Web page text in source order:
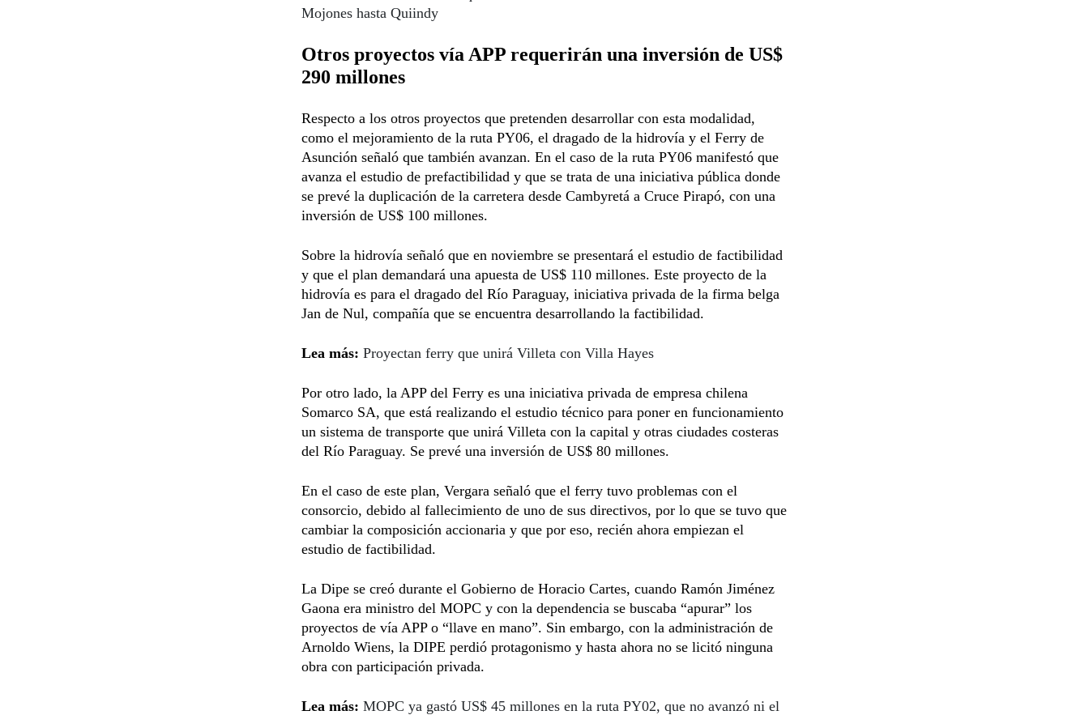
Mojones hasta Quiindy
Otros proyectos vía APP requerirán una inversión de US$
290 millones
Respecto a los otros proyectos que pretenden desarrollar con esta modalidad,
como el mejoramiento de la ruta PY06, el dragado de la hidrovía y el Ferry de
Asunción señaló que también avanzan. En el caso de la ruta PY06 manifestó que
avanza el estudio de prefactibilidad y que se trata de una iniciativa pública donde
se prevé la duplicación de la carretera desde Cambyretá a Cruce Pirapó, con una
inversión de US$ 100 millones.
Sobre la hidrovía señaló que en noviembre se presentará el estudio de factibilidad
y que el plan demandará una apuesta de US$ 110 millones. Este proyecto de la
hidrovía es para el dragado del Río Paraguay, iniciativa privada de la firma belga
Jan de Nul, compañía que se encuentra desarrollando la factibilidad.
Lea más: Proyectan ferry que unirá Villeta con Villa Hayes
Por otro lado, la APP del Ferry es una iniciativa privada de empresa chilena
Somarco SA, que está realizando el estudio técnico para poner en funcionamiento
un sistema de transporte que unirá Villeta con la capital y otras ciudades costeras
del Río Paraguay. Se prevé una inversión de US$ 80 millones.
En el caso de este plan, Vergara señaló que el ferry tuvo problemas con el
consorcio, debido al fallecimiento de uno de sus directivos, por lo que se tuvo que
cambiar la composición accionaria y que por eso, recién ahora empiezan el
estudio de factibilidad.
La Dipe se creó durante el Gobierno de Horacio Cartes, cuando Ramón Jiménez
Gaona era ministro del MOPC y con la dependencia se buscaba “apurar” los
proyectos de vía APP o “llave en mano”. Sin embargo, con la administración de
Arnoldo Wiens, la DIPE perdió protagonismo y hasta ahora no se licitó ninguna
obra con participación privada.
Lea más: MOPC ya gastó US$ 45 millones en la ruta PY02, que no avanzó ni el